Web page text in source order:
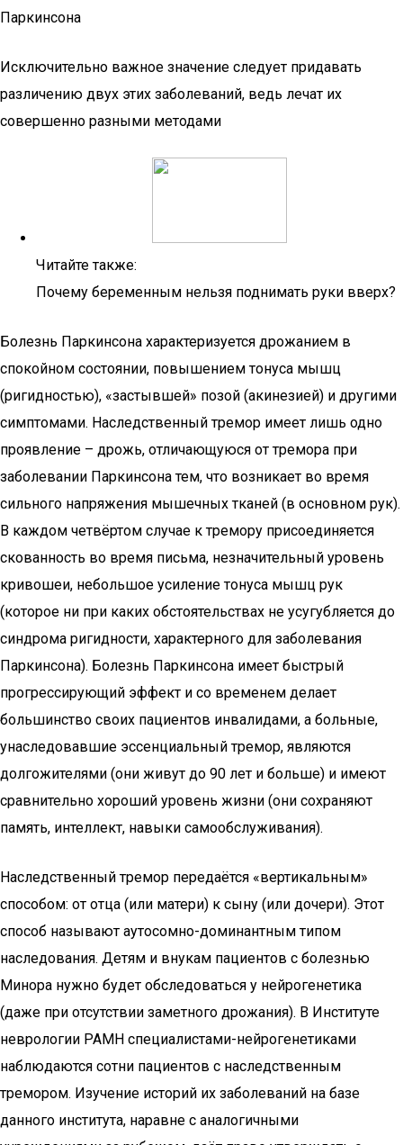
Паркинсона
Исключительно важное значение следует придавать
различению двух этих заболеваний, ведь лечат их
совершенно разными методами
Читайте также:
Почему беременным нельзя поднимать руки вверх?
Болезнь Паркинсона характеризуется дрожанием в
спокойном состоянии, повышением тонуса мышц
(ригидностью), «застывшей» позой (акинезией) и другими
симптомами. Наследственный тремор имеет лишь одно
проявление – дрожь, отличающуюся от тремора при
заболевании Паркинсона тем, что возникает во время
сильного напряжения мышечных тканей (в основном рук).
В каждом четвёртом случае к тремору присоединяется
скованность во время письма, незначительный уровень
кривошеи, небольшое усиление тонуса мышц рук
(которое ни при каких обстоятельствах не усугубляется до
синдрома ригидности, характерного для заболевания
Паркинсона). Болезнь Паркинсона имеет быстрый
прогрессирующий эффект и со временем делает
большинство своих пациентов инвалидами, а больные,
унаследовавшие эссенциальный тремор, являются
долгожителями (они живут до 90 лет и больше) и имеют
сравнительно хороший уровень жизни (они сохраняют
память, интеллект, навыки самообслуживания).
Наследственный тремор передаётся «вертикальным»
способом: от отца (или матери) к сыну (или дочери). Этот
способ называют аутосомно-доминантным типом
наследования. Детям и внукам пациентов с болезнью
Минора нужно будет обследоваться у нейрогенетика
(даже при отсутствии заметного дрожания). В Институте
неврологии РАМН специалистами-нейрогенетиками
наблюдаются сотни пациентов с наследственным
тремором. Изучение историй их заболеваний на базе
данного института, наравне с аналогичными